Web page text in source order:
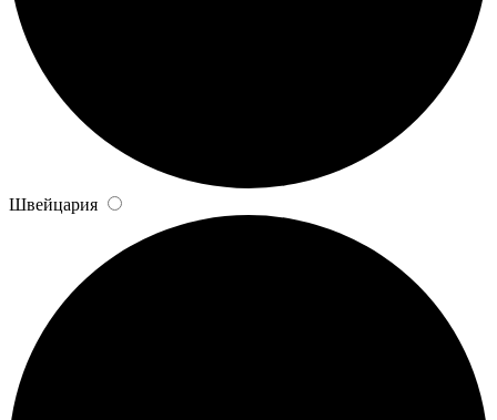
Швейцария